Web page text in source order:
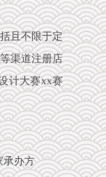
且不限于定
渠道注册店
计大赛xx赛
承办方